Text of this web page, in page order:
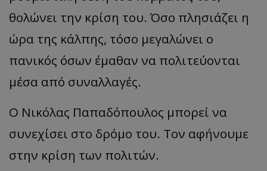
θολώνει την κρίση του. Όσο πλησιάζει η
ώρα της κάλπης, τόσο μεγαλώνει ο
πανικός όσων έμαθαν να πολιτεύονται
μέσα από συναλλαγές.
Ο Νικόλας Παπαδόπουλος μπορεί να
συνεχίσει στο δρόμο του. Τον αφήνουμε
στην κρίση των πολιτών.